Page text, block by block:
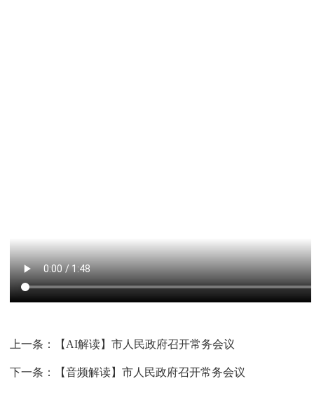
上一条： 【AI解读】市人民政府召开常务会议
下一条： 【音频解读】市人民政府召开常务会议